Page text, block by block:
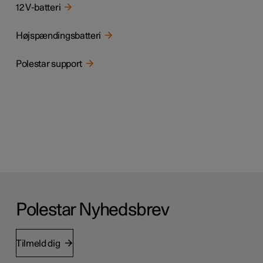
12 V-batteri
Højspændingsbatteri
Polestar support
Polestar Nyhedsbrev
Tilmeld dig